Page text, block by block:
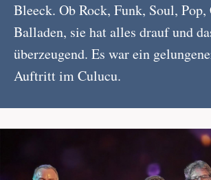
Bleeck. Ob Rock, Funk, Soul,
Balladen, sie hat alles drauf und
überzeugend. Es war ein
Auftritt im Culucu.